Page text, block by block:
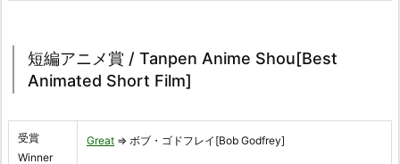
短編アニメ賞 / Tanpen Anime Shou[Best
Animated Short Film]
受賞
Winner
Great ⇒ ボブ・ゴドフレイ[Bob Godfrey]